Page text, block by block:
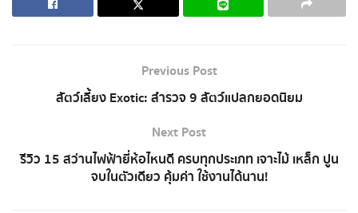
Previous Post
สัตว์เลี้ยง Exotic: สำรวจ 9 สัตว์แปลกยอดนิยม
Next Post
รีวิว 15 สว่านไฟฟ้ายี่ห้อไหนดี ครบทุกประเภท เจาะไม้ เหล็ก ปูน
จบในตัวเดียว คุ้มค่า ใช้งานได้นาน!